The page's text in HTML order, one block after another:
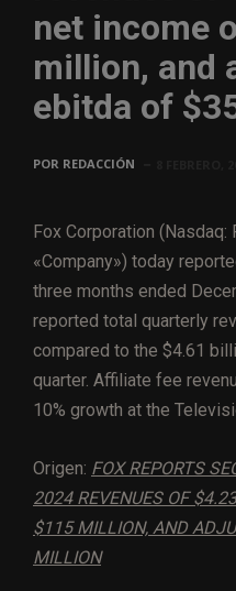
net income
million, and
ebitda of
POR REDACCIÓN
Fox Corporation (Nasdaq:
«Company») today
three months ended
reported total quarterly
compared to the $4.61
quarter. Affiliate fee
10% growth at the
Origen: FOX REPORTS
2024 REVENUES OF
$115 MILLION, AND
MILLION